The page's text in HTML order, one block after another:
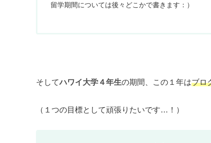
留学期間については後々どこかで書きます：）
そしてハワイ大学４年生の期間、この１年はブロ
（１つの目標として頑張りたいです…！）